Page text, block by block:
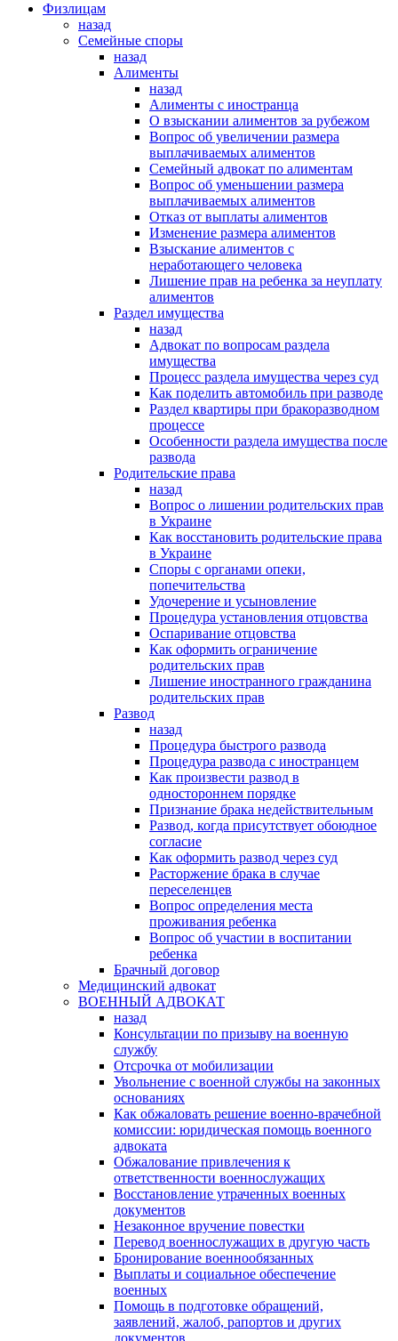
Физлицам
назад
Семейные споры
назад
Алименты
назад
Алименты с иностранца
О взыскании алиментов за рубежом
Вопрос об увеличении размера
выплачиваемых алиментов
Семейный адвокат по алиментам
Вопрос об уменьшении размера
выплачиваемых алиментов
Отказ от выплаты алиментов
Изменение размера алиментов
Взыскание алиментов с
неработающего человека
Лишение прав на ребенка за неуплату
алиментов
Раздел имущества
назад
Адвокат по вопросам раздела
имущества
Процесс раздела имущества через суд
Как поделить автомобиль при разводе
Раздел квартиры при бракоразводном
процессе
Особенности раздела имущества после
развода
Родительские права
назад
Вопрос о лишении родительских прав
в Украине
Как восстановить родительские права
в Украине
Споры с органами опеки,
попечительства
Удочерение и усыновление
Процедура установления отцовства
Оспаривание отцовства
Как оформить ограничение
родительских прав
Лишение иностранного гражданина
родительских прав
Развод
назад
Процедура быстрого развода
Процедура развода с иностранцем
Как произвести развод в
одностороннем порядке
Признание брака недействительным
Развод, когда присутствует обоюдное
согласие
Как оформить развод через суд
Расторжение брака в случае
переселенцев
Вопрос определения места
проживания ребенка
Вопрос об участии в воспитании
ребенка
Брачный договор
Медицинский адвокат
ВОЕННЫЙ АДВОКАТ
назад
Консультации по призыву на военную
службу
Отсрочка от мобилизации
Увольнение с военной службы на законных
основаниях
Как обжаловать решение военно-врачебной
комиссии: юридическая помощь военного
адвоката
Обжалование привлечения к
ответственности военнослужащих
Восстановление утраченных военных
документов
Незаконное вручение повестки
Перевод военнослужащих в другую часть
Бронирование военнообязанных
Выплаты и социальное обеспечение
военных
Помощь в подготовке обращений,
заявлений, жалоб, рапортов и других
документов